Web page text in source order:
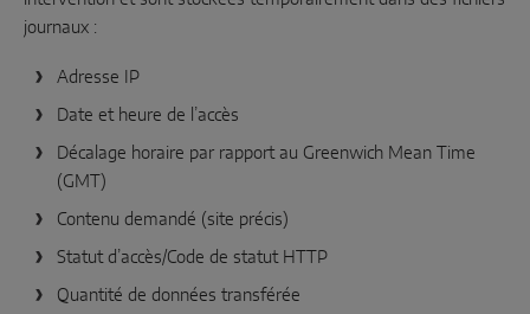
journaux :
Adresse IP
Date et heure de l’accès
Décalage horaire par rapport au Greenwich Mean Time
(GMT)
Contenu demandé (site précis)
Statut d’accès/Code de statut HTTP
Quantité de données transférée